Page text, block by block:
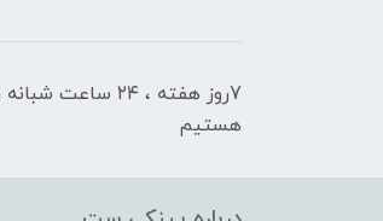
7روز هفته ، ۲۴
هستیم